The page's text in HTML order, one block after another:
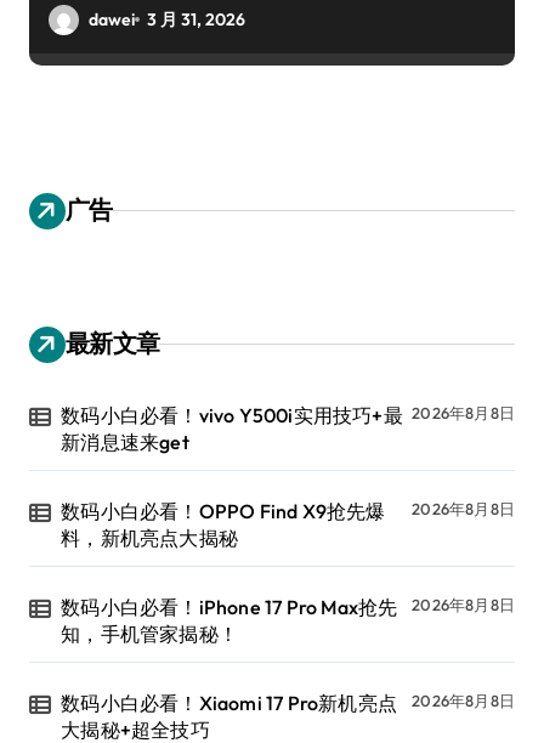
dawei 3 月 31, 2026
广告
最新文章
数码小白必看！vivo Y500i实用技巧+最
新消息速来get
2026年8月8日
数码小白必看！OPPO Find X9抢先爆
料，新机亮点大揭秘
2026年8月8日
数码小白必看！iPhone 17 Pro Max抢先
知，手机管家揭秘！
2026年8月8日
数码小白必看！Xiaomi 17 Pro新机亮点
大揭秘+超全技巧
2026年8月8日